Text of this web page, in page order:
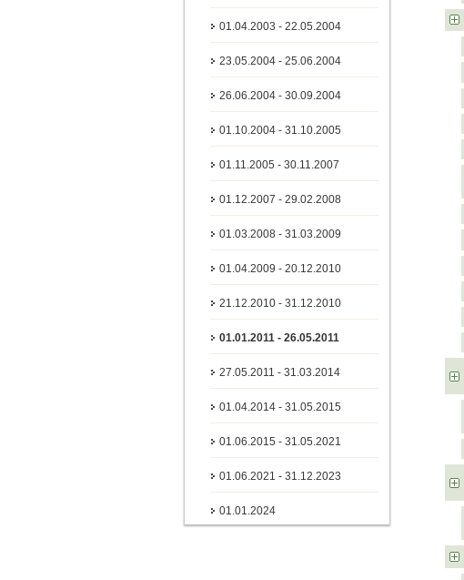
01.04.2003 - 22.05.2004
23.05.2004 - 25.06.2004
26.06.2004 - 30.09.2004
01.10.2004 - 31.10.2005
01.11.2005 - 30.11.2007
01.12.2007 - 29.02.2008
01.03.2008 - 31.03.2009
01.04.2009 - 20.12.2010
21.12.2010 - 31.12.2010
01.01.2011 - 26.05.2011
27.05.2011 - 31.03.2014
01.04.2014 - 31.05.2015
01.06.2015 - 31.05.2021
01.06.2021 - 31.12.2023
01.01.2024